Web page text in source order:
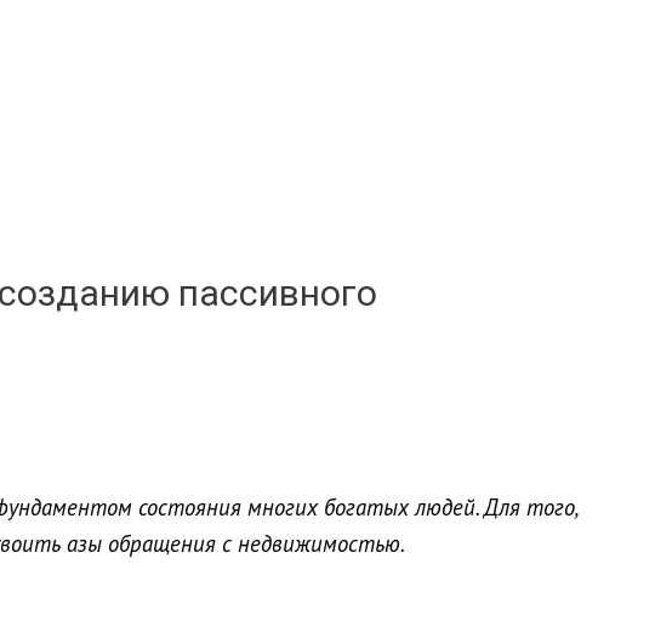
пассивного
состояния многих богатых людей. Для того,
азы обращения с недвижимостью.